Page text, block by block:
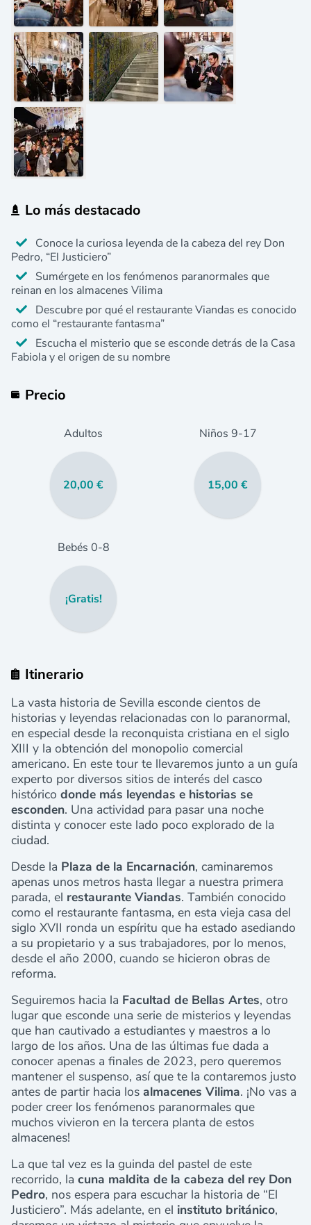
Lo más destacado
Conoce la curiosa leyenda de la cabeza del rey Don
Pedro, “El Justiciero”
Sumérgete en los fenómenos paranormales que
reinan en los almacenes Vilima
Descubre por qué el restaurante Viandas es conocido
como el “restaurante fantasma”
Escucha el misterio que se esconde detrás de la Casa
Fabiola y el origen de su nombre
Precio
Adultos
20,00 €
Niños 9-17
15,00 €
Bebés 0-8
¡Gratis!
Itinerario
La vasta historia de Sevilla esconde cientos de
historias y leyendas relacionadas con lo paranormal,
en especial desde la reconquista cristiana en el siglo
XIII y la obtención del monopolio comercial
americano. En este tour te llevaremos junto a un guía
experto por diversos sitios de interés del casco
histórico donde más leyendas e historias se
esconden. Una actividad para pasar una noche
distinta y conocer este lado poco explorado de la
ciudad.
Desde la Plaza de la Encarnación, caminaremos
apenas unos metros hasta llegar a nuestra primera
parada, el restaurante Viandas. También conocido
como el restaurante fantasma, en esta vieja casa del
siglo XVII ronda un espíritu que ha estado asediando
a su propietario y a sus trabajadores, por lo menos,
desde el año 2000, cuando se hicieron obras de
reforma.
Seguiremos hacia la Facultad de Bellas Artes, otro
lugar que esconde una serie de misterios y leyendas
que han cautivado a estudiantes y maestros a lo
largo de los años. Una de las últimas fue dada a
conocer apenas a finales de 2023, pero queremos
mantener el suspenso, así que te la contaremos justo
antes de partir hacia los almacenes Vilima. ¡No vas a
poder creer los fenómenos paranormales que
muchos vivieron en la tercera planta de estos
almacenes!
La que tal vez es la guinda del pastel de este
recorrido, la cuna maldita de la cabeza del rey Don
Pedro, nos espera para escuchar la historia de “El
Justiciero”. Más adelante, en el instituto británico,